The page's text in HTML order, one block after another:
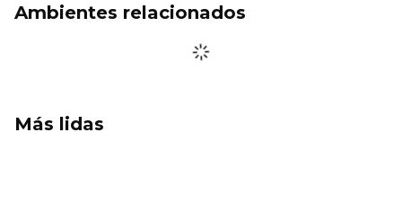
Ambientes relacionados
Más lidas